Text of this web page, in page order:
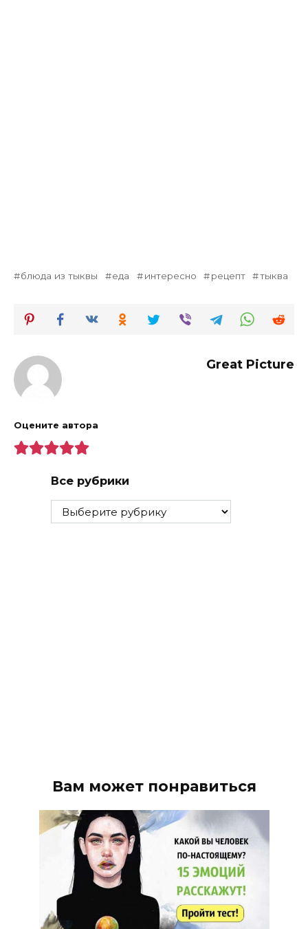
блюда из тыквы еда интересно рецепт тыква
Great Picture
Оцените автора
Все рубрики
Все
рубрики
Вам может понравиться